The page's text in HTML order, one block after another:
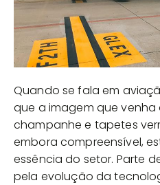
Quando se fala em
que a imagem que venha
champanhe e tapetes
embora compreensível,
essência do setor. Parte
pela evolução da